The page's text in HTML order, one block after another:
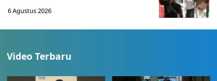
6 Agustus 2026
Video Terbaru